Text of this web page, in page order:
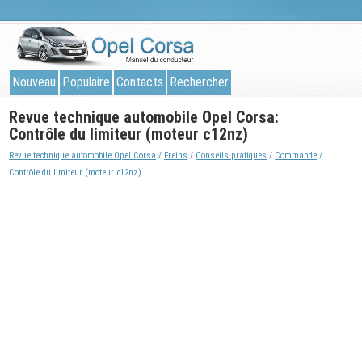
Nouveau Populaire Contacts Rechercher
Revue technique automobile Opel Corsa:
Contrôle du limiteur (moteur c12nz)
Revue technique automobile Opel Corsa / Freins / Conseils pratiques / Commande /
Contrôle du limiteur (moteur c12nz)